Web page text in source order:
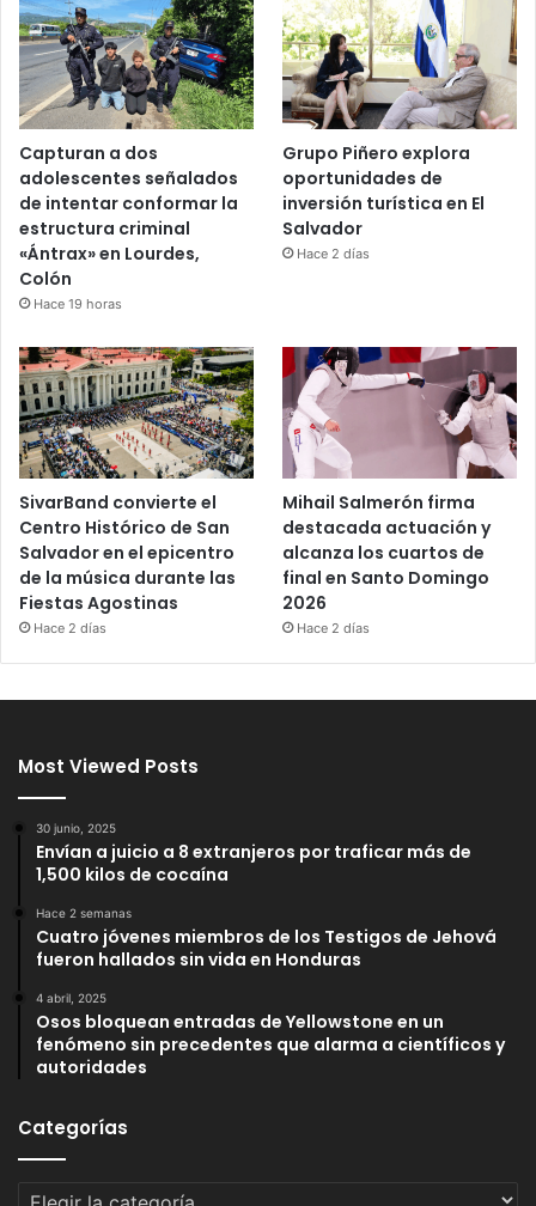
Capturan a dos
adolescentes señalados
de intentar conformar la
estructura criminal
«Ántrax» en Lourdes,
Colón
Hace 19 horas
Grupo Piñero explora
oportunidades de
inversión turística en El
Salvador
Hace 2 días
SivarBand convierte el
Centro Histórico de San
Salvador en el epicentro
de la música durante las
Fiestas Agostinas
Hace 2 días
Mihail Salmerón firma
destacada actuación y
alcanza los cuartos de
final en Santo Domingo
2026
Hace 2 días
Most Viewed Posts
30 junio, 2025
Envían a juicio a 8 extranjeros por traficar más de
1,500 kilos de cocaína
Hace 2 semanas
Cuatro jóvenes miembros de los Testigos de Jehová
fueron hallados sin vida en Honduras
4 abril, 2025
Osos bloquean entradas de Yellowstone en un
fenómeno sin precedentes que alarma a científicos y
autoridades
Categorías
Categorías